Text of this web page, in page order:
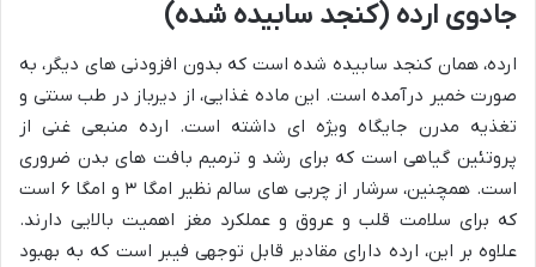
جادوی ارده (کنجد سابیده شده)
ارده، همان کنجد سابیده شده است که بدون افزودنی های دیگر، به
صورت خمیر درآمده است. این ماده غذایی، از دیرباز در طب سنتی و
تغذیه مدرن جایگاه ویژه ای داشته است. ارده منبعی غنی از
پروتئین گیاهی است که برای رشد و ترمیم بافت های بدن ضروری
است. همچنین، سرشار از چربی های سالم نظیر امگا ۳ و امگا ۶ است
که برای سلامت قلب و عروق و عملکرد مغز اهمیت بالایی دارند.
علاوه بر این، ارده دارای مقادیر قابل توجهی فیبر است که به بهبود